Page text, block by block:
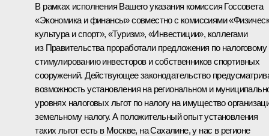
В рамках исполнения Вашего указания комиссия Госсовета
«Экономика и финансы» совместно с комиссиями
культура и спорт», «Туризм», «Инвестиции», коллегами
из Правительства проработали предложения по налоговому
стимулированию инвесторов и собственников спортивных
сооружений. Действующее законодательство
возможность установления на региональном и
уровнях налоговых льгот по налогу на имущество
земельному налогу. А положительный опыт установления
таких льгот есть в Москве, на Сахалине, у нас в регионе